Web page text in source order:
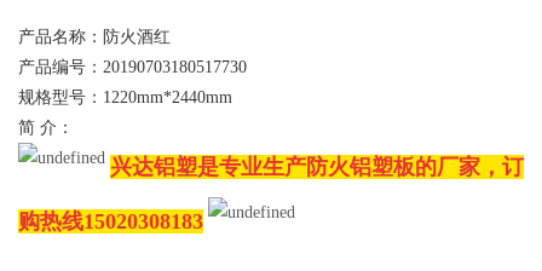
产品名称：防火酒红
产品编号：20190703180517730
规格型号：1220mm*2440mm
简 介：
兴达铝塑是专业生产防火铝塑板的厂家，订
购热线15020308183